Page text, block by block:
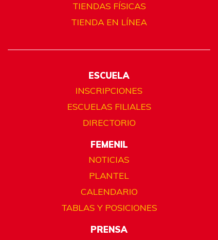
TIENDAS FÍSICAS
TIENDA EN LÍNEA
ESCUELA
INSCRIPCIONES
ESCUELAS FILIALES
DIRECTORIO
FEMENIL
NOTICIAS
PLANTEL
CALENDARIO
TABLAS Y POSICIONES
PRENSA